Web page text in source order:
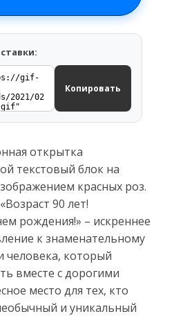
Копировать
открытка
текстовый блок на
красных роз.
90 лет!
рождения!» – искреннее
к знаменательному
человека, который
вместе с дорогими
место для тех, кто
и уникальный